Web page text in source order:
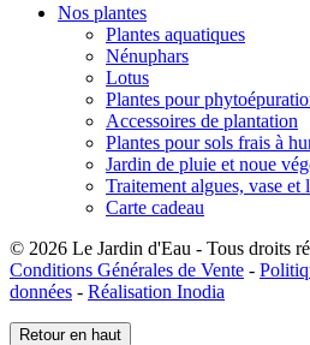
Nos plantes
Plantes aquatiques
Nénuphars
Lotus
Plantes pour
Accessoires de plantation
Plantes pour sols frais à
Jardin de pluie et noue
Traitement algues, vase et
Carte cadeau
© 2026 Le Jardin d'Eau - Tous droits
Conditions Générales de Vente -
données - Réalisation Inodia
Retour en haut